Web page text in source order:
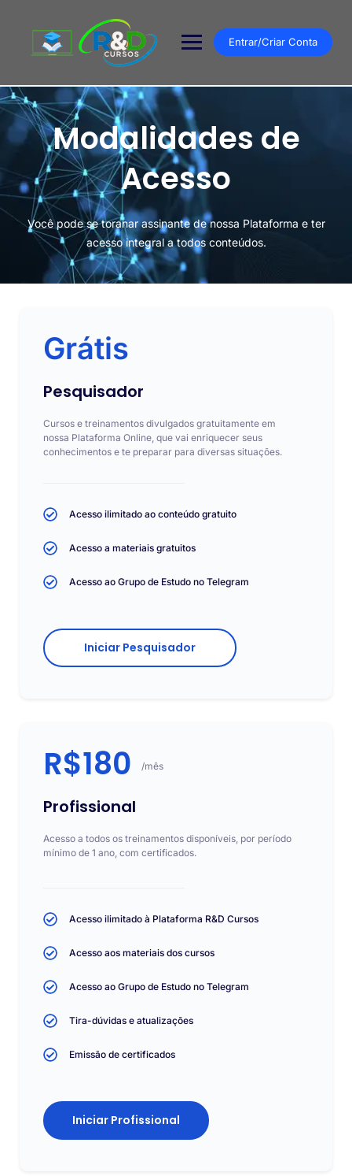
Entrar/Criar Conta
Modalidades de
Acesso
Você pode se toranar assinante de nossa Plataforma e ter
acesso integral a todos conteúdos.
Grátis
Pesquisador
Cursos e treinamentos divulgados gratuitamente em
nossa Plataforma Online, que vai enriquecer seus
conhecimentos e te preparar para diversas situações.
Acesso ilimitado ao conteúdo gratuito
Acesso a materiais gratuitos
Acesso ao Grupo de Estudo no Telegram
Iniciar Pesquisador
R$180 /mês
Profissional
Acesso a todos os treinamentos disponíveis, por período
mínimo de 1 ano, com certificados.
Acesso ilimitado à Plataforma R&D Cursos
Acesso aos materiais dos cursos
Acesso ao Grupo de Estudo no Telegram
Tira-dúvidas e atualizações
Emissão de certificados
Iniciar Profissional